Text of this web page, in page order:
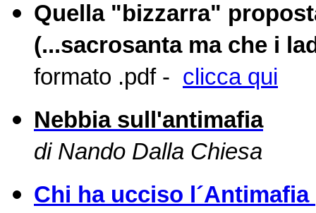
Quella "bizzarra"
(...sacrosanta ma che i
formato .pdf - clicca qui
Nebbia sull'antimafia
di Nando Dalla Chiesa
Chi ha ucciso l´Antimafia